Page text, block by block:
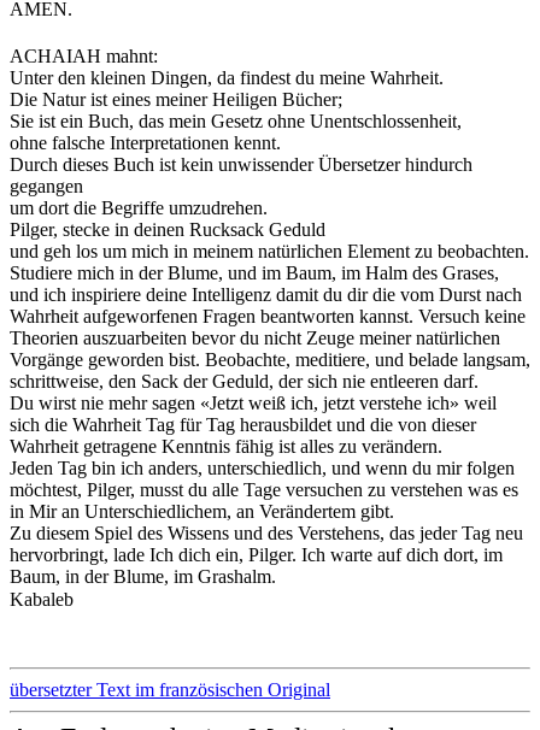
AMEN.
ACHAIAH mahnt:
Unter den kleinen Dingen, da findest du meine Wahrheit.
Die Natur ist eines meiner Heiligen Bücher;
Sie ist ein Buch, das mein Gesetz ohne Unentschlossenheit,
ohne falsche Interpretationen kennt.
Durch dieses Buch ist kein unwissender Übersetzer hindurch
gegangen
um dort die Begriffe umzudrehen.
Pilger, stecke in deinen Rucksack Geduld
und geh los um mich in meinem natürlichen Element zu beobachten.
Studiere mich in der Blume, und im Baum, im Halm des Grases,
und ich inspiriere deine Intelligenz damit du dir die vom Durst nach
Wahrheit aufgeworfenen Fragen beantworten kannst. Versuch keine
Theorien auszuarbeiten bevor du nicht Zeuge meiner natürlichen
Vorgänge geworden bist. Beobachte, meditiere, und belade langsam,
schrittweise, den Sack der Geduld, der sich nie entleeren darf.
Du wirst nie mehr sagen «Jetzt weiß ich, jetzt verstehe ich» weil
sich die Wahrheit Tag für Tag herausbildet und die von dieser
Wahrheit getragene Kenntnis fähig ist alles zu verändern.
Jeden Tag bin ich anders, unterschiedlich, und wenn du mir folgen
möchtest, Pilger, musst du alle Tage versuchen zu verstehen was es
in Mir an Unterschiedlichem, an Verändertem gibt.
Zu diesem Spiel des Wissens und des Verstehens, das jeder Tag neu
hervorbringt, lade Ich dich ein, Pilger. Ich warte auf dich dort, im
Baum, in der Blume, im Grashalm.
Kabaleb
übersetzter Text im französischen Original